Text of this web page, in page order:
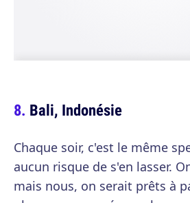
Bali, Indonésie
Chaque soir, c'est le même
aucun risque de s'en lasser.
mais nous, on serait prêts à